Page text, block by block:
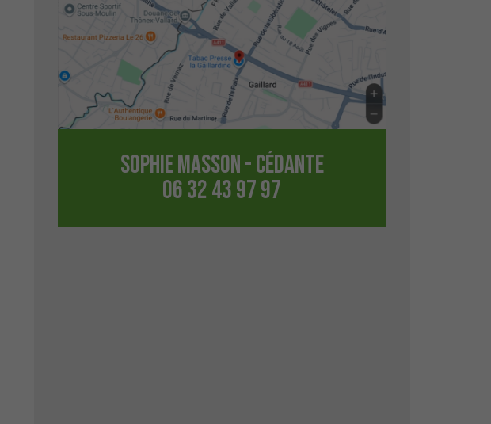
SOPHIE MASSON - CÉDANTE
06 32 43 97 97